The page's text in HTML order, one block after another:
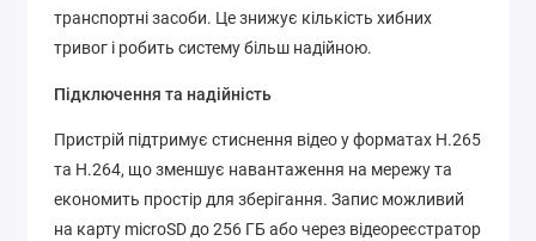
транспортні засоби. Це знижує кількість хибних
тривог і робить систему більш надійною.
Підключення та надійність
Пристрій підтримує стиснення відео у форматах H.265
та H.264, що зменшує навантаження на мережу та
економить простір для зберігання. Запис можливий
на карту microSD до 256 ГБ або через відеореєстратор